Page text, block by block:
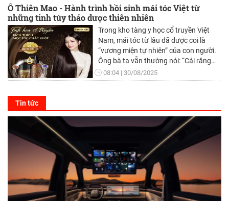
Ô Thiên Mao - Hành trình hồi sinh mái tóc Việt từ
những tinh túy thảo dược thiên nhiên
Trong kho tàng y học cổ truyền Việt
Nam, mái tóc từ lâu đã được coi là
“vương miện tự nhiên” của con người.
Ông bà ta vẫn thường nói: “Cái răng
cái tóc là vóc con người”. Thế nhưng,
nhịp sống hiện đại với căng thẳng, áp
rụng tóc, tóc bạc sớm, hói đầu ngày
càng phổ biến, không chỉ ở phụ nữ sau
sinh, phụ nữ ngoài 30 mà cả nam giới
08:04 30/08/2025
Tin tức